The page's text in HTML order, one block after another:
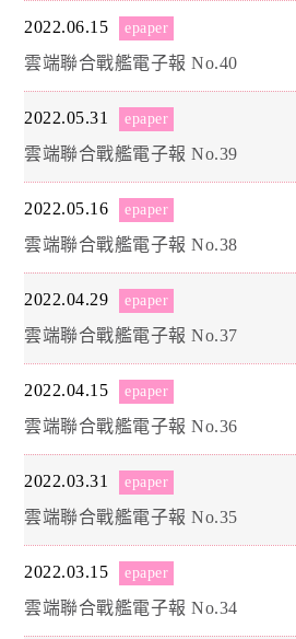
2022.06.15 epaper
雲端聯合戰艦電子報 No.40
2022.05.31 epaper
雲端聯合戰艦電子報 No.39
2022.05.16 epaper
雲端聯合戰艦電子報 No.38
2022.04.29 epaper
雲端聯合戰艦電子報 No.37
2022.04.15 epaper
雲端聯合戰艦電子報 No.36
2022.03.31 epaper
雲端聯合戰艦電子報 No.35
2022.03.15 epaper
雲端聯合戰艦電子報 No.34